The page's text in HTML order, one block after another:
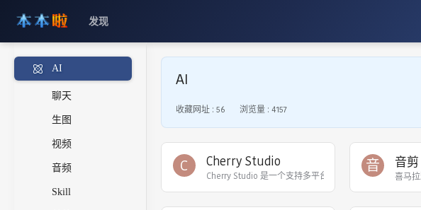
发现
AI
聊天
生图
视频
音频
Skill
AI
收藏网址 : 56 浏览量 : 4157
C Cherry Studio 音 音剪
喜马